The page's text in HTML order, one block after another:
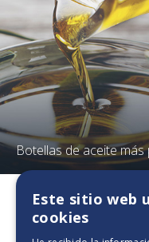
Botellas de aceite más
Este sitio web
cookies